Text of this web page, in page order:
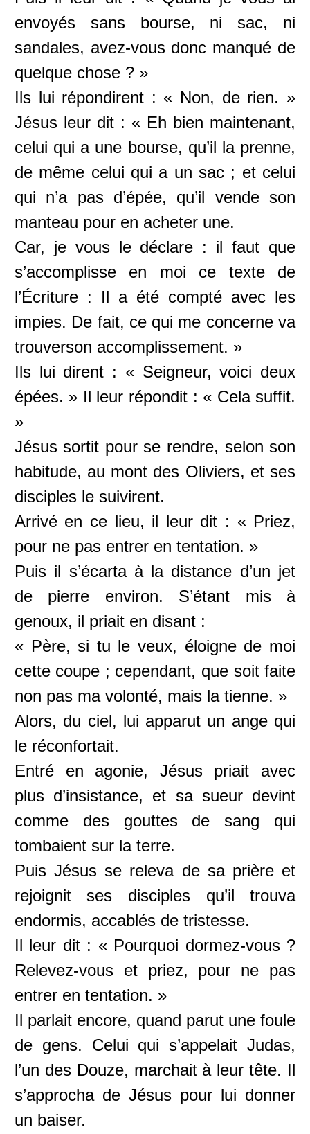
envoyés sans bourse, ni sac, ni
sandales, avez-vous donc manqué de
quelque chose ? »
Ils lui répondirent : « Non, de rien. »
Jésus leur dit : « Eh bien maintenant,
celui qui a une bourse, qu’il la prenne,
de même celui qui a un sac ; et celui
qui n’a pas d’épée, qu’il vende son
manteau pour en acheter une.
Car, je vous le déclare : il faut que
s’accomplisse en moi ce texte de
l’Écriture : Il a été compté avec les
impies. De fait, ce qui me concerne va
trouverson accomplissement. »
Ils lui dirent : « Seigneur, voici deux
épées. » Il leur répondit : « Cela suffit.
»
Jésus sortit pour se rendre, selon son
habitude, au mont des Oliviers, et ses
disciples le suivirent.
Arrivé en ce lieu, il leur dit : « Priez,
pour ne pas entrer en tentation. »
Puis il s’écarta à la distance d’un jet
de pierre environ. S’étant mis à
genoux, il priait en disant :
« Père, si tu le veux, éloigne de moi
cette coupe ; cependant, que soit faite
non pas ma volonté, mais la tienne. »
Alors, du ciel, lui apparut un ange qui
le réconfortait.
Entré en agonie, Jésus priait avec
plus d’insistance, et sa sueur devint
comme des gouttes de sang qui
tombaient sur la terre.
Puis Jésus se releva de sa prière et
rejoignit ses disciples qu’il trouva
endormis, accablés de tristesse.
Il leur dit : « Pourquoi dormez-vous ?
Relevez-vous et priez, pour ne pas
entrer en tentation. »
Il parlait encore, quand parut une foule
de gens. Celui qui s’appelait Judas,
l’un des Douze, marchait à leur tête. Il
s’approcha de Jésus pour lui donner
un baiser.